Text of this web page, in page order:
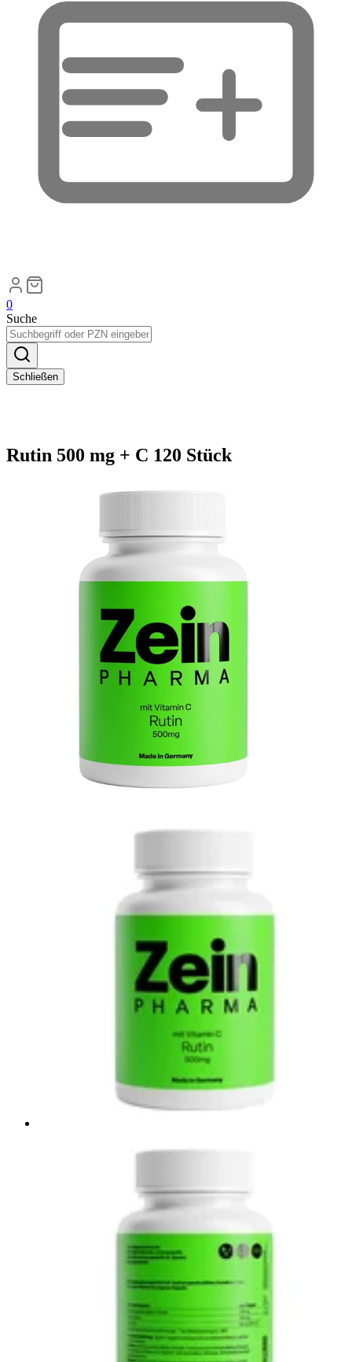
0
Suche
Schließen
Rutin 500 mg + C 120 Stück